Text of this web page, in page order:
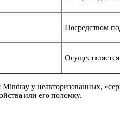
Посредством
у неавторизованных,
или его поломку.